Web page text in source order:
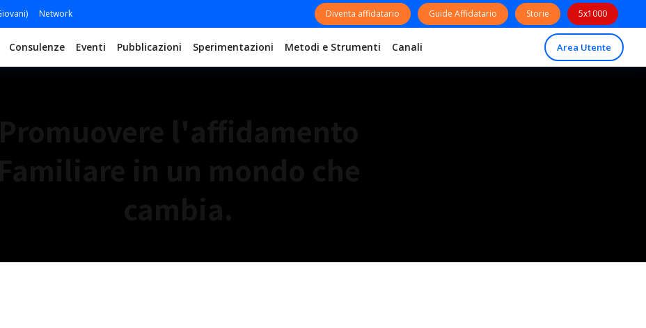
Network Diventa affidatario Guide Affidatario Storie 5x1000
Consulenze Eventi Pubblicazioni Sperimentazioni Metodi e Strumenti Canali Area Utente